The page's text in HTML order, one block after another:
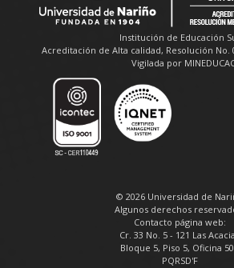
Institución de Educación
Acreditación de Alta calidad, Resolución No.
Vigilada por
© 2026 Universidad de
Algunos derechos
Contacto página web:
Cr. 33 No. 5 - 121 Las
Bloque 5, Piso 5, Oficina
PQRSD'F